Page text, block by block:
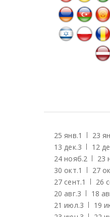
25 янв.1 23
13 дек.3 12
24 нояб.2 23
30 окт.1 27
27 сент.1 26
20 авг.3 18
21 июл.3 19